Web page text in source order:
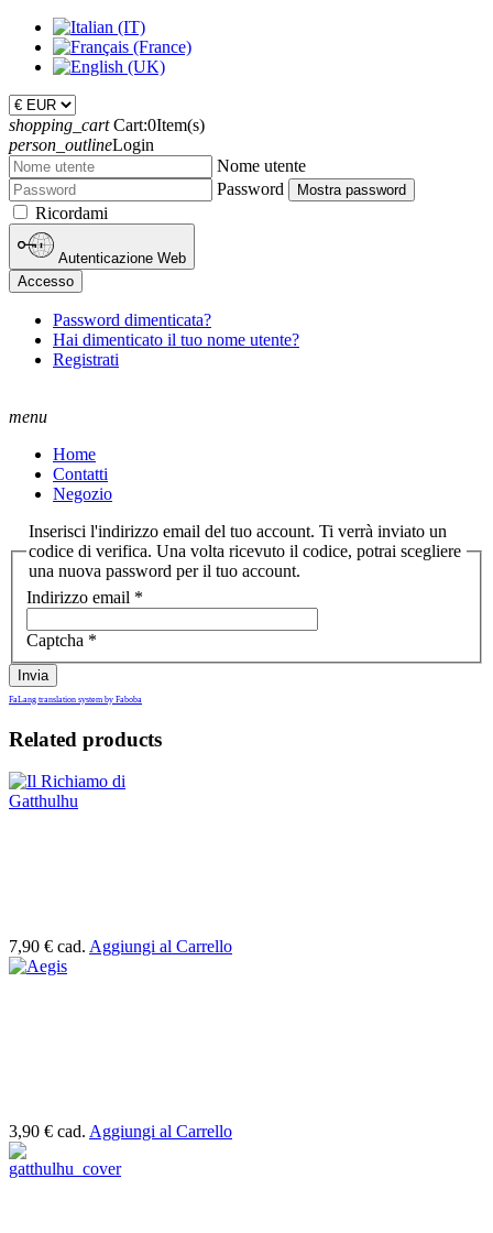
shopping_cart Cart:0Item(s)
person_outlineLogin
Nome utente
Password
Mostra password
Ricordami
Autenticazione Web
Accesso
Password dimenticata?
Hai dimenticato il tuo nome utente?
Registrati
menu
Home
Contatti
Negozio
Inserisci l'indirizzo email del tuo account. Ti verrà inviato un
codice di verifica. Una volta ricevuto il codice, potrai scegliere
una nuova password per il tuo account.
Indirizzo email *
Captcha *
Invia
FaLang translation system by Faboba
Related products
7,90 € cad. Aggiungi al Carrello
3,90 € cad. Aggiungi al Carrello